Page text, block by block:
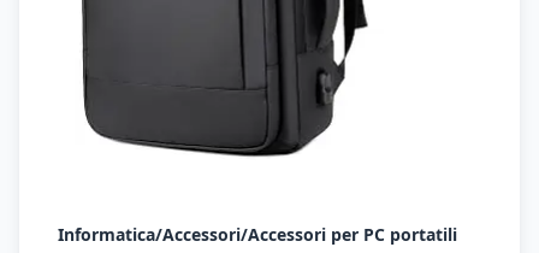
Informatica/Accessori/Accessori per PC portatili